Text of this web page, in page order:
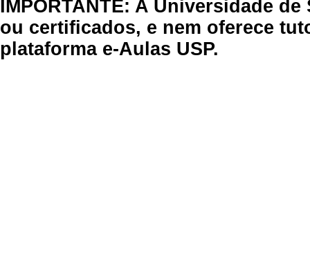
IMPORTANTE: A Universidade
ou certificados, e nem oferece
plataforma e-Aulas USP.